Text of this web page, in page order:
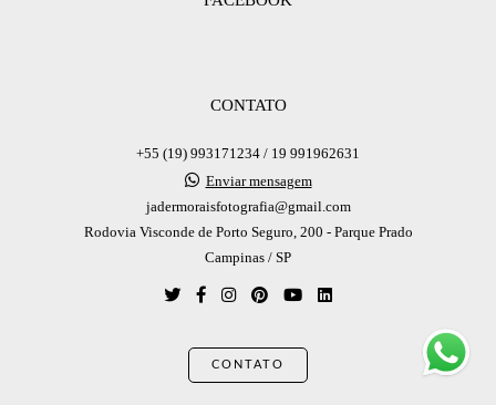
CONTATO
+55 (19) 993171234 / 19 991962631
Enviar mensagem
jadermoraisfotografia@gmail.com
Rodovia Visconde de Porto Seguro, 200 - Parque Prado
Campinas / SP
CONTATO